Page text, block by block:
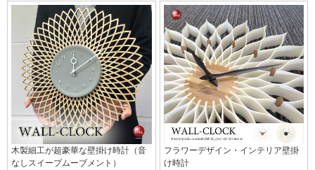
木製細工が超豪華な壁掛け時計（音
なしスイープムーブメント）
フラワーデザイン・インテリア壁掛
け時計